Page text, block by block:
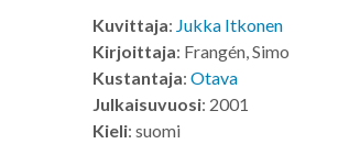
Kuvittaja: Jukka Itkonen
Kirjoittaja: Frangén, Simo
Kustantaja: Otava
Julkaisuvuosi: 2001
Kieli: suomi